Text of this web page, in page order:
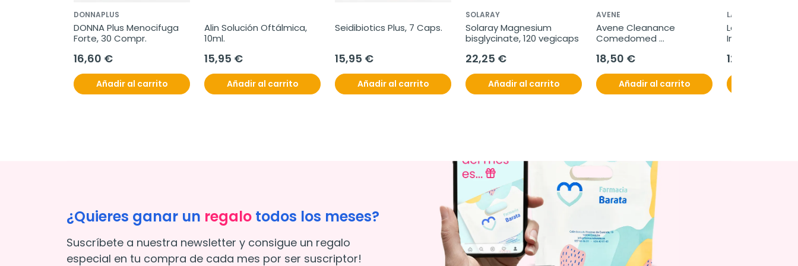
DONNAPLUS
DONNA Plus Menocifuga
Forte, 30 Compr.
16,60 €
Añadir al carrito
Alin Solución Oftálmica,
10ml.
15,95 €
Añadir al carrito
Seidibiotics Plus, 7 Caps.
15,95 €
Añadir al carrito
SOLARAY
Solaray Magnesium
bisglycinate, 120 vegicaps
22,25 €
Añadir al carrito
AVENE
Avene Cleanance
Comedomed
imperfecciones, 30 ml
18,50 €
Añadir al carrito
LACTOFLORA
Lactoflora
Intestinal
12,50 €
¿Quieres ganar un regalo todos los meses?
Suscríbete a nuestra newsletter y consigue un regalo
especial en tu compra de cada mes por ser suscriptor!